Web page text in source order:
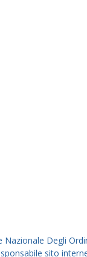
Nazionale Degli
sito